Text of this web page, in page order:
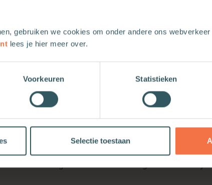
gebruiken we cookies om onder andere ons webverkeer
lees je hier meer over.
Voorkeuren Statistieken
Selectie toestaan
demonenuitdrijvingen en
zondag uit op de weerbarstige realiteit
zelf Jezus’ werk in de wereld gestalte te
Bron van levend water
Anneke Oppewal Jezus
Jezus is onderweg van Jeruzalem naar
zijn om hun hart te openen rust Hij uit bij
de twaalf stammen bijeenkwamen voor
verbondsvernieuwing hangen in de lucht.
Nicodemus gepraat over opnieuw geboren
aangemerkt als de bruidegom die voor zijn